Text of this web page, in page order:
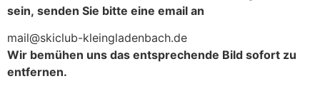
sein, senden Sie bitte eine email an
mail@skiclub-kleingladenbach.de
Wir bemühen uns das entsprechende Bild sofort zu
entfernen.